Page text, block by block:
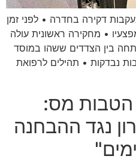
דקירה בחדרה • לפני זמן
כבן 40, נפטר מפצעיו • מחקירה ראשונית עולה
בין הצדדים ששהו במוסד
נבדקות • תהילים לרפואת
מס:
נגד ההבחנה